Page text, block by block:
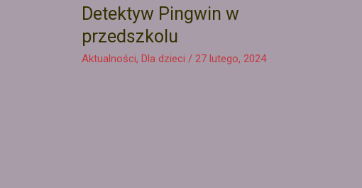
Detektyw Pingwin w
przedszkolu
Aktualności, Dla dzieci / 27 lutego, 2024